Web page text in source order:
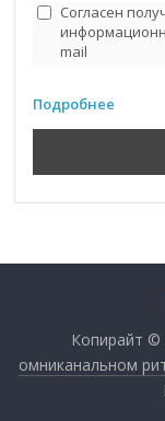
Согласен
mail
Подробнее
Копирайт ©
омниканальном